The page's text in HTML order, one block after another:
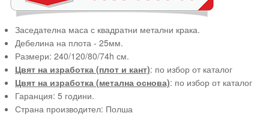
Заседателна маса с квадратни метални крака.
Дебелина на плота - 25мм.
Размери: 240/120/80/74h см.
Цвят на изработка (плот и кант): по избор от каталог
Цвят на изработка (метална основа): по избор от каталог
Гаранция: 5 години.
Страна производител: Полша